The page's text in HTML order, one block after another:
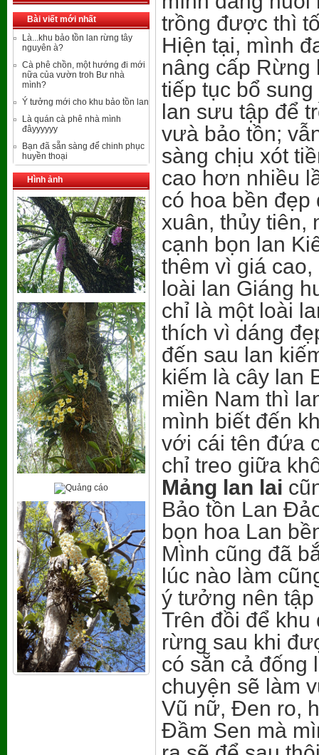
Bài viết mới nhất
Là...khu bảo tồn lan rừng tây
nguyên à?
Cà phê chồn, một hướng đi mới
nữa của vườn troh Bư nhà
mình?
Ý tưởng mới cho khu bảo tồn lan
Là quán cà phê nhà mình
đâyyyyyy
Bạn đã sẵn sàng để chinh phục
huyền thoại
Hình ảnh
trồng được thì
Hiện tại, mình
nâng cấp
tiếp tục bổ
lan sưu tập để
vưà bảo tồn;
sàng chịu xót
cao hơn nhiều
có hoa bền
xuân, thủy tiên,
cạnh bọn lan
thêm vì giá
loài lan Giáng
chỉ là một loài
thích vì dáng
đến sau lan
kiếm là cây lan
miền Nam thì
mình biết đến
với cái tên đứa
chỉ treo giữa
Mảng lan lai
Bảo tồn Lan
bọn hoa Lan
Mình cũng đã
lúc nào làm
ý tưởng nên
Trên đồi để
rừng sau khi
có sẵn cả đống
chuyện sẽ làm
Vũ nữ, Đen ro,
Đầm Sen mà